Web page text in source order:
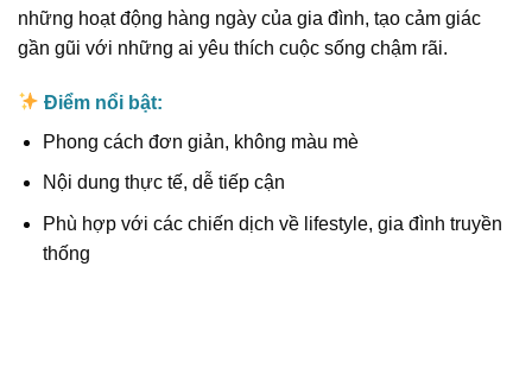
những hoạt động hàng ngày của gia đình, tạo cảm giác
gần gũi với những ai yêu thích cuộc sống chậm rãi.
Điểm nổi bật:
Phong cách đơn giản, không màu mè
Nội dung thực tế, dễ tiếp cận
Phù hợp với các chiến dịch về lifestyle, gia đình truyền
thống